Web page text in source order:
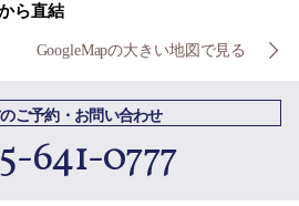
ら直結
GoogleMapの大きい地図で見る
ご予約・お問い合わせ
641-0777